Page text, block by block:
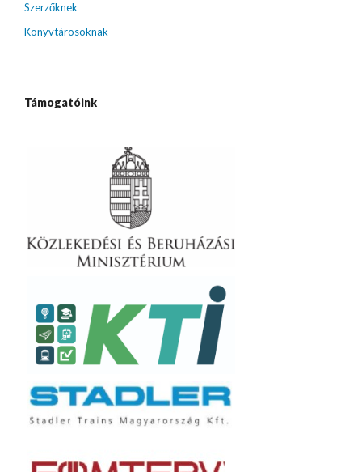
Szerzőknek
Könyvtárosoknak
Támogatóink